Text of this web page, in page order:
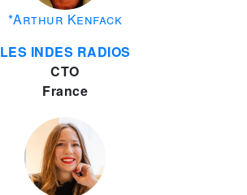
*Arthur Kenfack
LES INDES RADIOS
CTO
France